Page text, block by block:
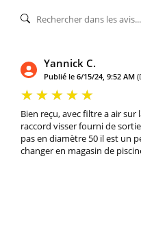
Yannick C.
Publié le 6/15/24, 9:52 AM
Bien reçu, avec filtre a air
raccord visser fourni de
pas en diamètre 50 il est un
changer en magasin de